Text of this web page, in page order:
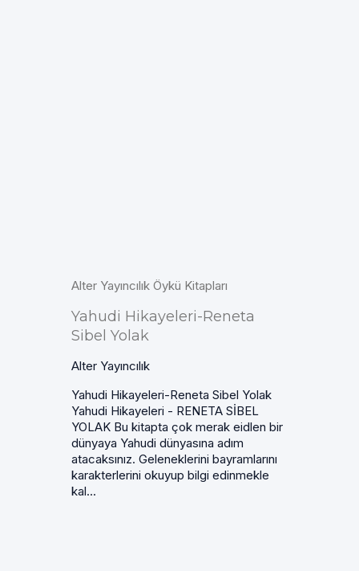
Alter Yayıncılık Öykü Kitapları
Yahudi Hikayeleri-Reneta
Sibel Yolak
Alter Yayıncılık
Yahudi Hikayeleri-Reneta Sibel Yolak
Yahudi Hikayeleri - RENETA SİBEL
YOLAK Bu kitapta çok merak eidlen bir
dünyaya Yahudi dünyasına adım
atacaksınız. Geleneklerini bayramlarını
karakterlerini okuyup bilgi edinmekle
kal...